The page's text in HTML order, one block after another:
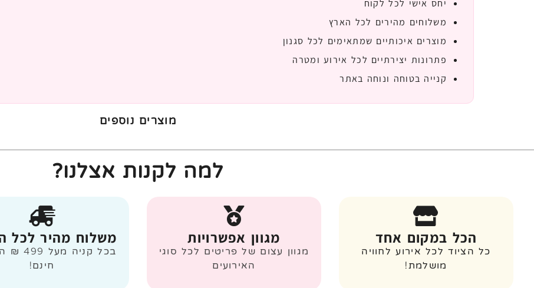
יחס אישי לכל לקוח
משלוחים מהירים לכל הארץ
מוצרים איכותיים שמתאימים לכל סגנון
פתרונות יצירתיים לכל אירוע ומטרה
קנייה בטוחה ונוחה באתר
מוצרים נוספים
למה לקנות אצלנו?
הכל במקום אחד
כל הציוד לכל אירוע לחוויה
מושלמת!
מגוון אפשרויות
מגוון עצום של פריטים לכל סוגי
האירועים
משלוח מהיר לכל
בכל קניה
חינם!